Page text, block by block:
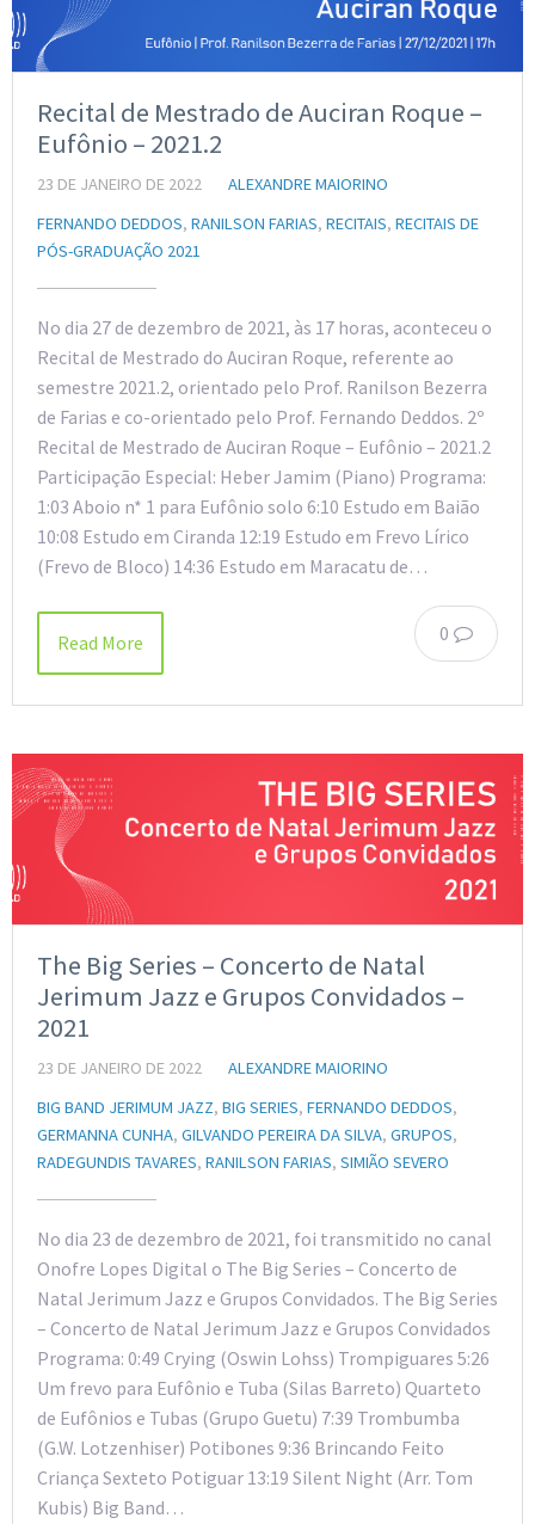
Recital de Mestrado de Auciran Roque –
Eufônio – 2021.2
23 DE JANEIRO DE 2022
ALEXANDRE MAIORINO
FERNANDO DEDDOS, RANILSON FARIAS, RECITAIS, RECITAIS DE
PÓS-GRADUAÇÃO 2021
No dia 27 de dezembro de 2021, às 17 horas, aconteceu o
Recital de Mestrado do Auciran Roque, referente ao
semestre 2021.2, orientado pelo Prof. Ranilson Bezerra
de Farias e co-orientado pelo Prof. Fernando Deddos. 2º
Recital de Mestrado de Auciran Roque – Eufônio – 2021.2
Participação Especial: Heber Jamim (Piano) Programa:
1:03 Aboio n* 1 para Eufônio solo 6:10 Estudo em Baião
10:08 Estudo em Ciranda 12:19 Estudo em Frevo Lírico
(Frevo de Bloco) 14:36 Estudo em Maracatu de…
0
Read More
The Big Series – Concerto de Natal
Jerimum Jazz e Grupos Convidados –
2021
23 DE JANEIRO DE 2022
ALEXANDRE MAIORINO
BIG BAND JERIMUM JAZZ, BIG SERIES, FERNANDO DEDDOS,
GERMANNA CUNHA, GILVANDO PEREIRA DA SILVA, GRUPOS,
RADEGUNDIS TAVARES, RANILSON FARIAS, SIMIÃO SEVERO
No dia 23 de dezembro de 2021, foi transmitido no canal
Onofre Lopes Digital o The Big Series – Concerto de
Natal Jerimum Jazz e Grupos Convidados. The Big Series
– Concerto de Natal Jerimum Jazz e Grupos Convidados
Programa: 0:49 Crying (Oswin Lohss) Trompiguares 5:26
Um frevo para Eufônio e Tuba (Silas Barreto) Quarteto
de Eufônios e Tubas (Grupo Guetu) 7:39 Trombumba
(G.W. Lotzenhiser) Potibones 9:36 Brincando Feito
Criança Sexteto Potiguar 13:19 Silent Night (Arr. Tom
Kubis) Big Band…